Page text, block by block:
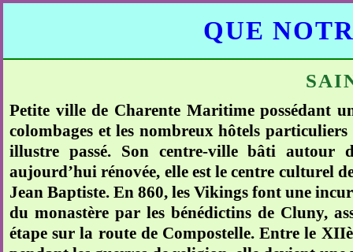
QUE
Petite ville de Charente Maritime possédant
colombages et les nombreux hôtels
illustre passé. Son centre-ville bâti autour
aujourd’hui rénovée, elle est le centre culturel
Jean Baptiste. En 860, les Vikings font une
du monastère par les bénédictins de Cluny,
étape sur la route de Compostelle. Entre le